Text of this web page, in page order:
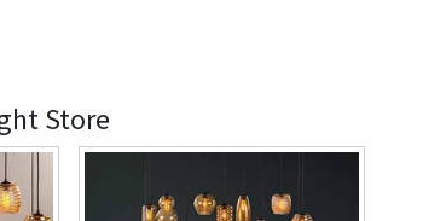
Store